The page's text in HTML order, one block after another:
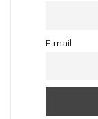
E-mail